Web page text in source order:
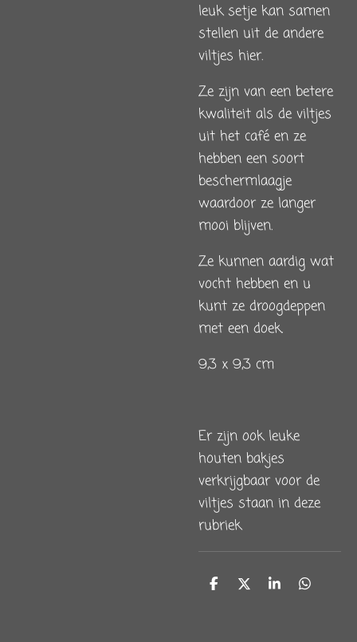
leuk setje kan samen
stellen uit de andere
viltjes hier.
Ze zijn van een betere
kwaliteit als de viltjes
uit het café en ze
hebben een soort
beschermlaagje
waardoor ze langer
mooi blijven.
Ze kunnen aardig wat
vocht hebben en u
kunt ze droogdeppen
met een doek.
9,3 x 9,3 cm
Er zijn ook leuke
houten bakjes
verkrijgbaar voor de
viltjes staan in deze
rubriek
D D S D